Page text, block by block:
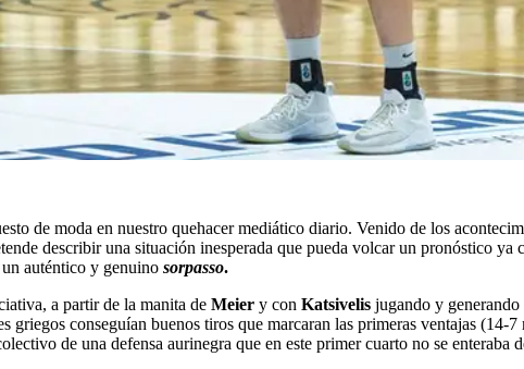
de moda en nuestro quehacer mediático diario. Venido de los
describir una situación inesperada que pueda volcar un pronóstico
auténtico y genuino sorpasso.
a partir de la manita de Meier y con Katsivelis jugando y generando
griegos conseguían buenos tiros que marcaran las primeras ventajas
de una defensa aurinegra que en este primer cuarto no se enteraba